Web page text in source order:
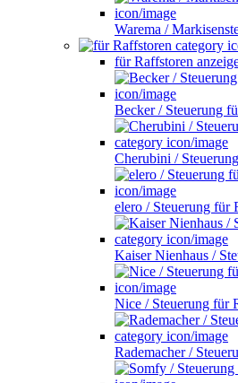
Warema /
für Raffstoren
Becker / Steuerung
Cherubini /
elero / Steuerung für
Kaiser Nienhaus /
Nice / Steuerung für
Rademacher /